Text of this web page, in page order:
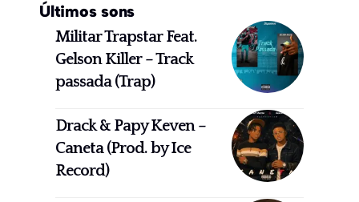
Últimos sons
Militar Trapstar Feat.
Gelson Killer – Track
passada (Trap)
Drack & Papy Keven –
Caneta (Prod. by Ice
Record)